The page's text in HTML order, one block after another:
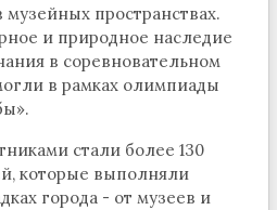
пространствах.
и природное наследие
в соревновательном
в рамках олимпиады
стали более 130
которые выполняли
города - от музеев и